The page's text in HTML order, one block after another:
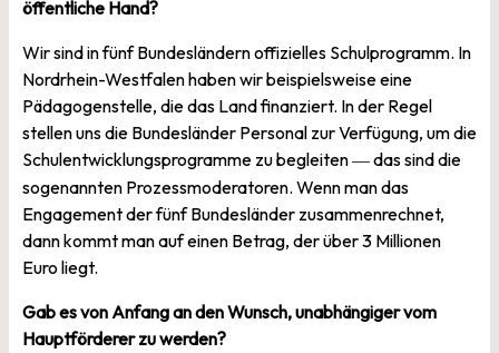
öffentliche Hand?
Wir sind in fünf Bundesländern offizielles Schulprogramm. In
Nordrhein-Westfalen haben wir beispielsweise eine
Pädagogenstelle, die das Land finanziert. In der Regel
stellen uns die Bundesländer Personal zur Verfügung, um die
Schulentwicklungsprogramme zu begleiten—das sind die
sogenannten Prozessmoderatoren. Wenn man das
Engagement der fünf Bundesländer zusammenrechnet,
dann kommt man auf einen Betrag, der über 3 Millionen
Euro liegt.
Gab es von Anfang an den Wunsch, unabhängiger vom
Hauptförderer zu werden?